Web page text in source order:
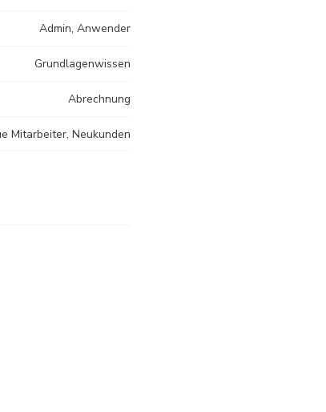
Admin, Anwender
Grundlagenwissen
Abrechnung
Mitarbeiter, Neukunden